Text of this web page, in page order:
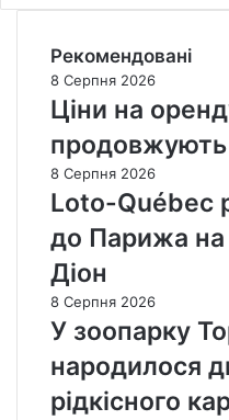
Рекомендовані
8 Серпня 2026
Ціни на
8 Серпня 2026
Loto-Québec
до Парижа на
Діон
8 Серпня 2026
У зоопарку
народилося
рідкісного